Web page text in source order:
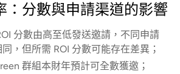
：分數與申請渠道的影響
分數由高至低發送邀請，不同申請
，但所需 ROI 分數可能存在差異；
群組本財年預計可全數獲邀；